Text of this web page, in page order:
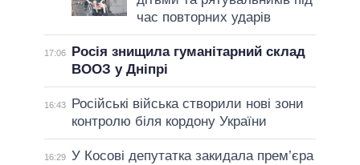
час повторних ударів
17:06
Росія знищила гуманітарний склад
ВООЗ у Дніпрі
16:43
Російські війська створили нові зони
контролю біля кордону України
16:29 У Косові депутатка закидала прем’єра